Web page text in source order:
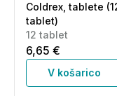
Coldrex, tablete
tablet)
12 tablet
6,65 €
V košarico